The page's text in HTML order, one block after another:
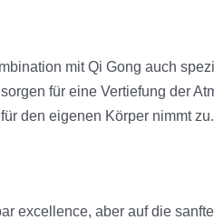
mit Qi Gong auch
für eine Vertiefung der
den eigenen Körper nimmt
excellence, aber auf die